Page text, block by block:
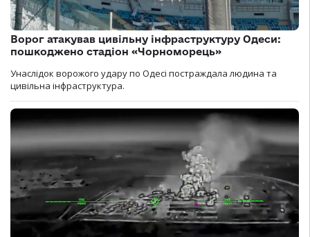
Ворог атакував цивільну інфраструктуру Одеси:
пошкоджено стадіон «Чорноморець»
Унаслідок ворожого удару по Одесі постраждала людина та
цивільна інфраструктура.